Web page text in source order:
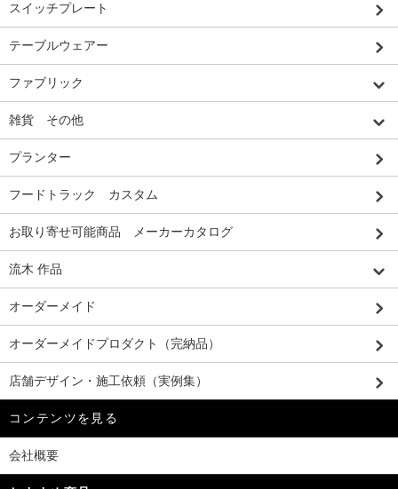
スイッチプレート
テーブルウェアー
ファブリック
雑貨 その他
プランター
フードトラック カスタム
お取り寄せ可能商品 メーカーカタログ
流木 作品
オーダーメイド
オーダーメイドプロダクト（完納品）
店舗デザイン・施工依頼（実例集）
コンテンツを見る
会社概要